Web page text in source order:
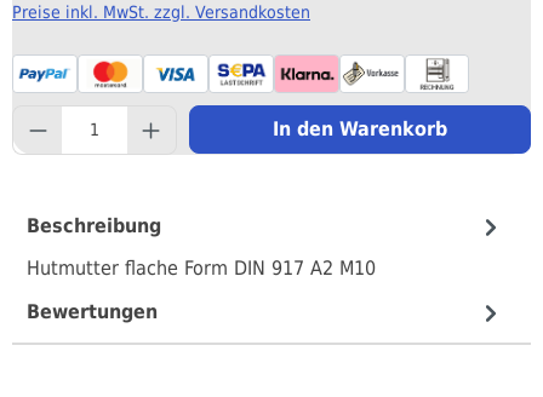
Preise inkl. MwSt. zzgl. Versandkosten
In den Warenkorb
Beschreibung
Hutmutter flache Form DIN 917 A2 M10
Bewertungen